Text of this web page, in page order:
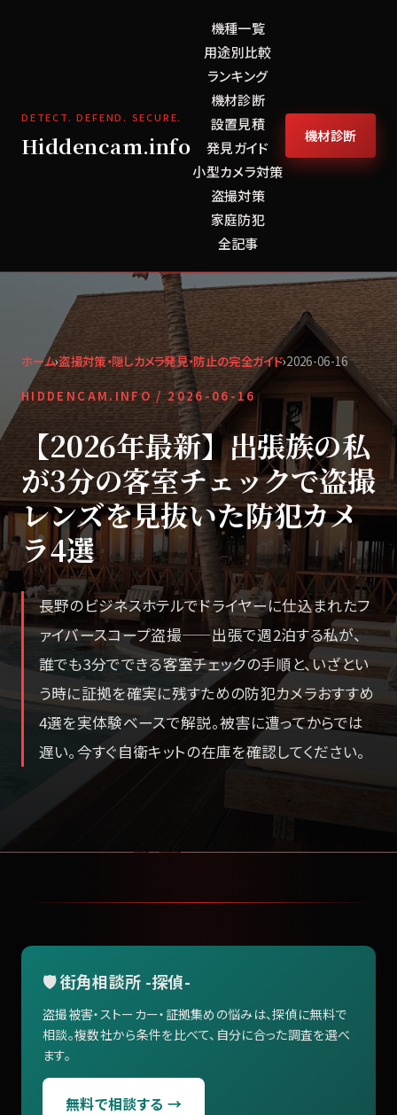
DETECT. DEFEND. SECURE.
Hiddencam.info
機種一覧
用途別比較
ランキング
機材診断
設置見積
発見ガイド
小型カメラ対策
盗撮対策
家庭防犯
全記事
機材診断
ホーム›盗撮対策・隠しカメラ発見・防止の完全ガイド›2026-06-16
HIDDENCAM.INFO / 2026-06-16
【2026年最新】出張族の私
が3分の客室チェックで盗撮
レンズを見抜いた防犯カメ
ラ4選
長野のビジネスホテルでドライヤーに仕込まれたフ
ァイバースコープ盗撮——出張で週2泊する私が、
誰でも3分でできる客室チェックの手順と、いざとい
う時に証拠を確実に残すための防犯カメラおすすめ
4選を実体験ベースで解説。被害に遭ってからでは
遅い。今すぐ自衛キットの在庫を確認してください。
🛡️ 街角相談所 -探偵-
盗撮被害・ストーカー・証拠集めの悩みは、探偵に無料で
相談。複数社から条件を比べて、自分に合った調査を選べ
ます。
無料で相談する →